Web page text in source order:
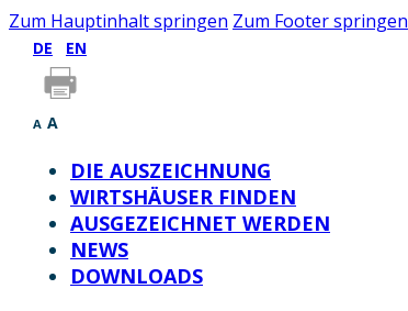
Zum Hauptinhalt springen Zum Footer springen
DE EN
A A
DIE AUSZEICHNUNG
WIRTSHÄUSER FINDEN
AUSGEZEICHNET WERDEN
NEWS
DOWNLOADS